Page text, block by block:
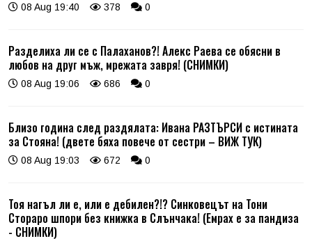
08 Aug 19:40 378 0
Разделиха ли се с Палаханов?! Алекс Раева се обясни в
любов на друг мъж, мрежата завря! (СНИМКИ)
08 Aug 19:06 686 0
Близо година след раздялата: Ивана РАЗТЪРСИ с истината
за Стояна! (двете бяха повече от сестри – ВИЖ ТУК)
08 Aug 19:03 672 0
Тоя нагъл ли е, или е дебилен?!? Синковецът на Тони
Стораро шпори без книжка в Слънчака! (Емрах е за пандиза
- СНИМКИ)